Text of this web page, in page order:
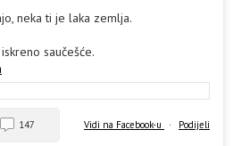
neka ti je laka zemlja.
saučešće.
Vidi na Facebook-u · Podijeli
147